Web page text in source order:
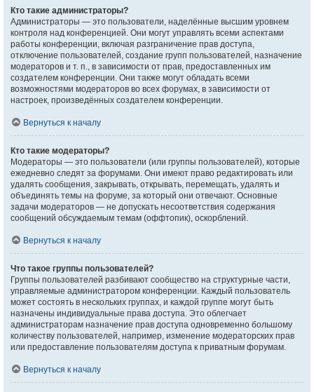
Кто такие администраторы?
Администраторы — это пользователи, наделённые высшим уровнем
контроля над конференцией. Они могут управлять всеми аспектами
работы конференции, включая разграничение прав доступа,
отключение пользователей, создание групп пользователей, назначение
модераторов и т. п., в зависимости от прав, предоставленных им
создателем конференции. Они также могут обладать всеми
возможностями модераторов во всех форумах, в зависимости от
настроек, произведённых создателем конференции.
Вернуться к началу
Кто такие модераторы?
Модераторы — это пользователи (или группы пользователей), которые
ежедневно следят за форумами. Они имеют право редактировать или
удалять сообщения, закрывать, открывать, перемещать, удалять и
объединять темы на форуме, за который они отвечают. Основные
задачи модераторов — не допускать несоответствия содержания
сообщений обсуждаемым темам (оффтопик), оскорблений.
Вернуться к началу
Что такое группы пользователей?
Группы пользователей разбивают сообщество на структурные части,
управляемые администратором конференции. Каждый пользователь
может состоять в нескольких группах, и каждой группе могут быть
назначены индивидуальные права доступа. Это облегчает
администраторам назначение прав доступа одновременно большому
количеству пользователей, например, изменение модераторских прав
или предоставление пользователям доступа к приватным форумам.
Вернуться к началу